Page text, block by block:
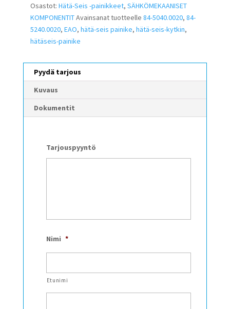
Osastot: Hätä-Seis -painikkeet, SÄHKÖMEKAANISET
KOMPONENTITAvainsanat tuotteelle 84-5040.0020, 84-
5240.0020, EAO, hätä-seis painike, hätä-seis-kytkin,
hätäseis-painike
Pyydä tarjous
Kuvaus
Dokumentit
Tarjouspyyntö
Nimi *
Etunimi